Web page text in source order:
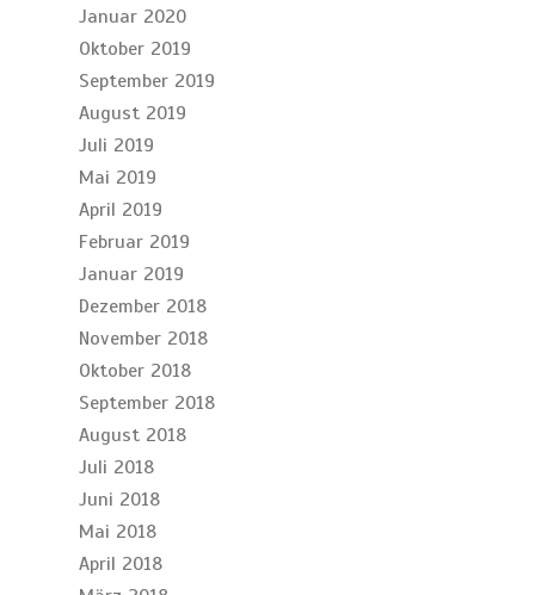
Januar 2020
Oktober 2019
September 2019
August 2019
Juli 2019
Mai 2019
April 2019
Februar 2019
Januar 2019
Dezember 2018
November 2018
Oktober 2018
September 2018
August 2018
Juli 2018
Juni 2018
Mai 2018
April 2018